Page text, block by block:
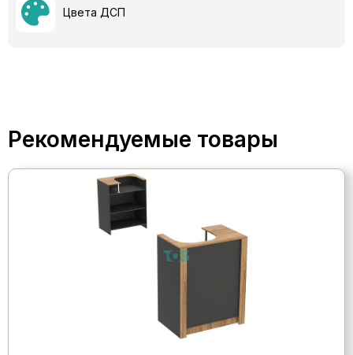
Цвета ДСП
Рекомендуемые товары